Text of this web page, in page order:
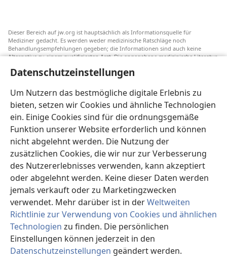
Datenschutzeinstellungen
Um Nutzern das bestmögliche digitale Erlebnis zu
bieten, setzen wir Cookies und ähnliche Technologien
ein. Einige Cookies sind für die ordnungsgemäße
Funktion unserer Website erforderlich und können
nicht abgelehnt werden. Die Nutzung der
zusätzlichen Cookies, die wir nur zur Verbesserung
des Nutzererlebnisses verwenden, kann akzeptiert
oder abgelehnt werden. Keine dieser Daten werden
jemals verkauft oder zu Marketingzwecken
verwendet. Mehr darüber ist in derWeltweiten
Richtlinie zur Verwendung von Cookies und ähnlichen
Technologien zu finden. Die persönlichen
Einstellungen können jederzeit in den
Datenschutzeinstellungen geändert werden.
Dieser Bereich auf jw.org ist hauptsächlich als Informationsquelle für
Mediziner gedacht. Es werden weder medizinische Ratschläge noch
Behandlungsempfehlungen gegeben; die Informationen sind auch keine
Alternative zu einem qualifizierten Arzt. Die angegebene medizinische Literatur
Transfusionsalternativen hin, die in Erwägung gezogen werden können. Jeder
Mediziner steht selbst in der Pflicht, seinen Informationsstand aktuell zu
halten, verschiedene Behandlungsmethoden abzuwägen und Patienten dabei
zu helfen, eine Behandlung entsprechend ihrer Gesundheit und gemäß ihren
Wünschen, Vorstellungen und Überzeugungen zu wählen. Nicht alle
aufgeführten Strategien sind für alle Patienten angemessen und akzeptabel.
An Patienten: Wenden Sie sich in Gesundheitsfragen immer an einen Arzt.
Die Nutzung dieser Website unterliegt denNutzungsbedingungen
Erscheinungsbild-Einstellungen
Copyright© 2026 Watch Tower Bible and Tract Society of Pennsylvania.
NUTZUNGSBEDINGUNGEN| DATENSCHUTZERKLÄRUNG
DATENSCHUTZEINSTELLUNGEN